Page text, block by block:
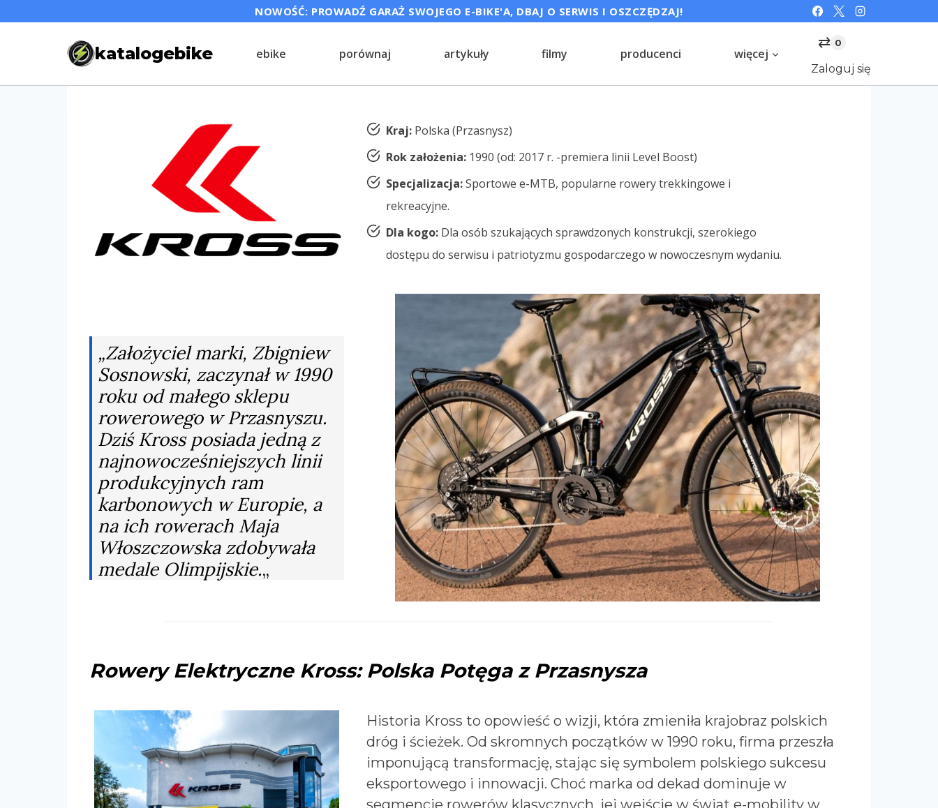
NOWOŚĆ: PROWADŹ GARAŻ SWOJEGO E-BIKE'A, DBAJ O SERWIS I OSZCZĘDZAJ!
katalogebike ebike porównaj artykuły filmy producenci więcej
⇄ 0
Zaloguj się
„Założyciel marki, Zbigniew
Sosnowski, zaczynał w 1990
roku od małego sklepu
rowerowego w Przasnyszu.
Dziś Kross posiada jedną z
najnowocześniejszych linii
produkcyjnych ram
karbonowych w Europie, a
na ich rowerach Maja
Włoszczowska zdobywała
medale Olimpijskie.„
Kraj: Polska (Przasnysz)
Rok założenia:1990 (od: 2017 r. -premiera linii Level Boost)
Specjalizacja:Sportowe e-MTB, popularne rowery trekkingowe i
rekreacyjne.
Dla kogo:Dla osób szukających sprawdzonych konstrukcji, szerokiego
dostępu do serwisu i patriotyzmu gospodarczego w nowoczesnym wydaniu.
Rowery Elektryczne Kross: Polska Potęga z Przasnysza
Historia Kross to opowieść o wizji, która zmieniła krajobraz polskich
dróg i ścieżek. Od skromnych początków w 1990 roku, firma przeszła
imponującą transformację, stając się symbolem polskiego sukcesu
eksportowego i innowacji. Choć marka od dekad dominuje w
segmencie rowerów klasycznych, jej wejście w świat e-mobility w